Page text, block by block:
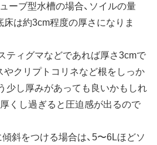
ーブ型水槽の場合、ソイルの量
床は約3cm程度の厚さになりま
ティグマなどであれば厚さ3cmで
やクリプトコリネなど根をしっか
少し厚みがあっても良いかもしれ
厚くし過ぎると圧迫感が出るので
斜をつける場合は、5〜6Lほどソ